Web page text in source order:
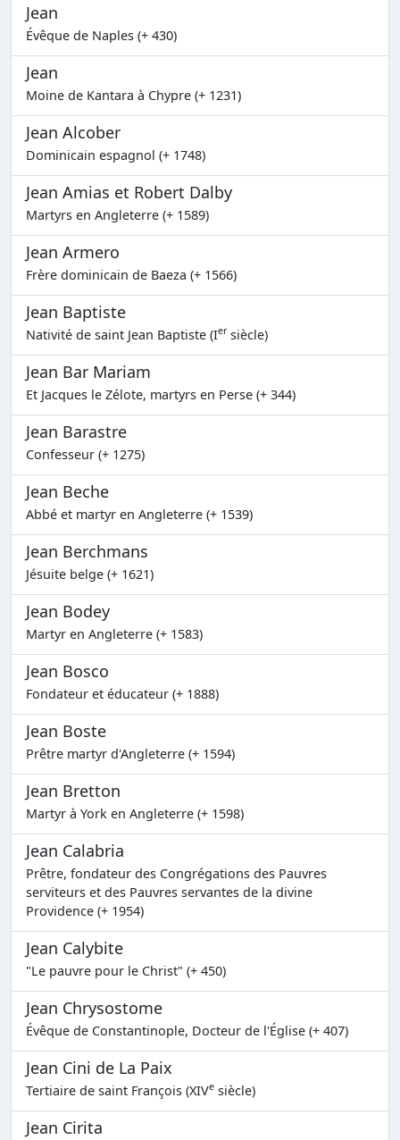
Jean
Évêque de Naples (+ 430)
Jean
Moine de Kantara à Chypre (+ 1231)
Jean Alcober
Dominicain espagnol (+ 1748)
Jean Amias et Robert Dalby
Martyrs en Angleterre (+ 1589)
Jean Armero
Frère dominicain de Baeza (+ 1566)
Jean Baptiste
Nativité de saint Jean Baptiste (Iersiècle)
Jean Bar Mariam
Et Jacques le Zélote, martyrs en Perse (+ 344)
Jean Barastre
Confesseur (+ 1275)
Jean Beche
Abbé et martyr en Angleterre (+ 1539)
Jean Berchmans
Jésuite belge (+ 1621)
Jean Bodey
Martyr en Angleterre (+ 1583)
Jean Bosco
Fondateur et éducateur (+ 1888)
Jean Boste
Prêtre martyr d'Angleterre (+ 1594)
Jean Bretton
Martyr à York en Angleterre (+ 1598)
Jean Calabria
Prêtre, fondateur des Congrégations des Pauvres
serviteurs et des Pauvres servantes de la divine
Providence (+ 1954)
Jean Calybite
"Le pauvre pour le Christ" (+ 450)
Jean Chrysostome
Évêque de Constantinople, Docteur de l'Église (+ 407)
Jean Cini de La Paix
Tertiaire de saint François (XIVe siècle)
Jean Cirita